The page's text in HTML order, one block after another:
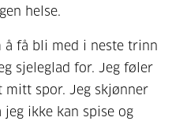
helse.
å få bli med i neste trinn
sjeleglad for. Jeg føler
spor. Jeg skjønner
jeg ikke kan spise og